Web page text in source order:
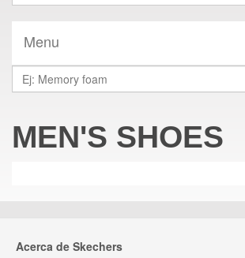
Menu
MEN'S SHOES
Acerca de Skechers